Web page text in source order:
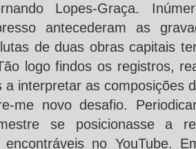
Lopes-Graça.
antecederam as
de duas obras capitais
logo findos os registros,
a interpretar as composições
me novo desafio.
se posicionasse a
encontráveis no YouTube.